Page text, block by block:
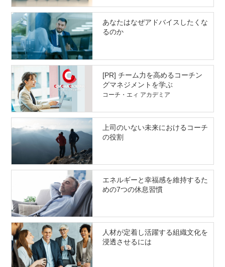
あなたはなぜアドバイスしたくな
るのか
[PR] チーム力を高めるコーチン
グマネジメントを学ぶ
コーチ・エィ アカデミア
上司のいない未来におけるコーチ
の役割
エネルギーと幸福感を維持するた
めの7つの休息習慣
人材が定着し活躍する組織文化を
浸透させるには